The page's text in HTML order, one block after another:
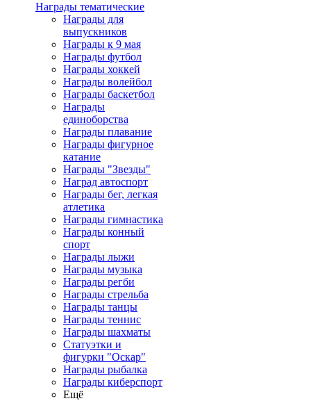
Награды тематические
Награды для
выпускников
Награды к 9 мая
Награды футбол
Награды хоккей
Награды волейбол
Награды баскетбол
Награды
единоборства
Награды плавание
Награды фигурное
катание
Награды "Звезды"
Наград автоспорт
Награды бег, легкая
атлетика
Награды гимнастика
Награды конный
спорт
Награды лыжи
Награды музыка
Награды регби
Награды стрельба
Награды танцы
Награды теннис
Награды шахматы
Статуэтки и
фигурки "Оскар"
Награды рыбалка
Награды киберспорт
Ещё